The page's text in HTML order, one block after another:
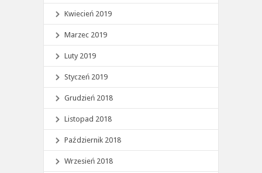
Kwiecień 2019
Marzec 2019
Luty 2019
Styczeń 2019
Grudzień 2018
Listopad 2018
Październik 2018
Wrzesień 2018